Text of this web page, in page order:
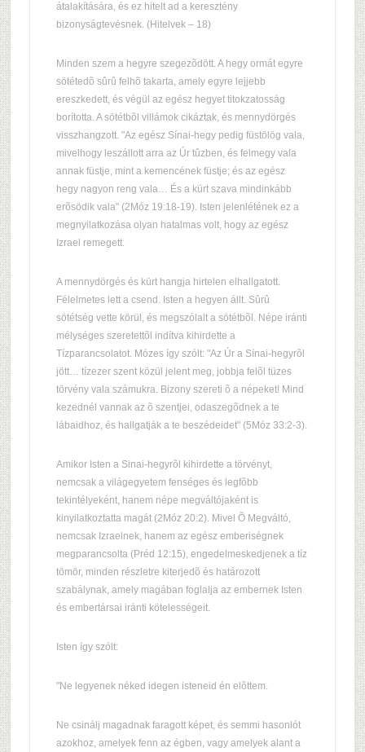
átalakítására, és ez hitelt ad a keresztény
bizonyságtevésnek. (Hitelvek – 18)
Minden szem a hegyre szegezõdött. A hegy ormát egyre
sötétedõ sûrû felhõ takarta, amely egyre lejjebb
ereszkedett, és végül az egész hegyet titokzatosság
borította. A sötétbõl villámok cikáztak, és mennydörgés
visszhangzott. "Az egész Sínai-hegy pedig füstölög vala,
mivelhogy leszállott arra az Úr tûzben, és felmegy vala
annak füstje, mint a kemencének füstje; és az egész
hegy nagyon reng vala… És a kürt szava mindinkább
erõsödik vala" (2Móz 19:18-19). Isten jelenlétének ez a
megnyilatkozása olyan hatalmas volt, hogy az egész
Izrael remegett.
A mennydörgés és kürt hangja hirtelen elhallgatott.
Félelmetes lett a csend. Isten a hegyen állt. Sûrû
sötétség vette körül, és megszólalt a sötétbõl. Népe iránti
mélységes szeretettõl indítva kihirdette a
Tízparancsolatot. Mózes így szólt: "Az Úr a Sínai-hegyrõl
jött… tízezer szent közül jelent meg, jobbja felõl tüzes
törvény vala számukra. Bizony szereti õ a népeket! Mind
kezednél vannak az õ szentjei, odaszegõdnek a te
lábaidhoz, és hallgatják a te beszédeidet" (5Móz 33:2-3).
Amikor Isten a Sinai-hegyrõl kihirdette a törvényt,
nemcsak a világegyetem fenséges és legfõbb
tekintélyeként, hanem népe megváltójaként is
kinyilatkoztatta magát (2Móz 20:2). Mivel Õ Megváltó,
nemcsak Izraelnek, hanem az egész emberiségnek
megparancsolta (Préd 12:15), engedelmeskedjenek a tíz
tömör, minden részletre kiterjedõ és határozott
szabálynak, amely magában foglalja az embernek Isten
és embertársai iránti kötelességeit.
Isten így szólt:
"Ne legyenek néked idegen isteneid én elõttem.
Ne csinálj magadnak faragott képet, és semmi hasonlót
azokhoz, amelyek fenn az égben, vagy amelyek alant a